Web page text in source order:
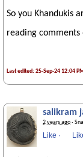
So you Khandukis
reading comments
Last edited: 25-Sep-24 12:04 PM
salikram
2 years ago·
Like ·